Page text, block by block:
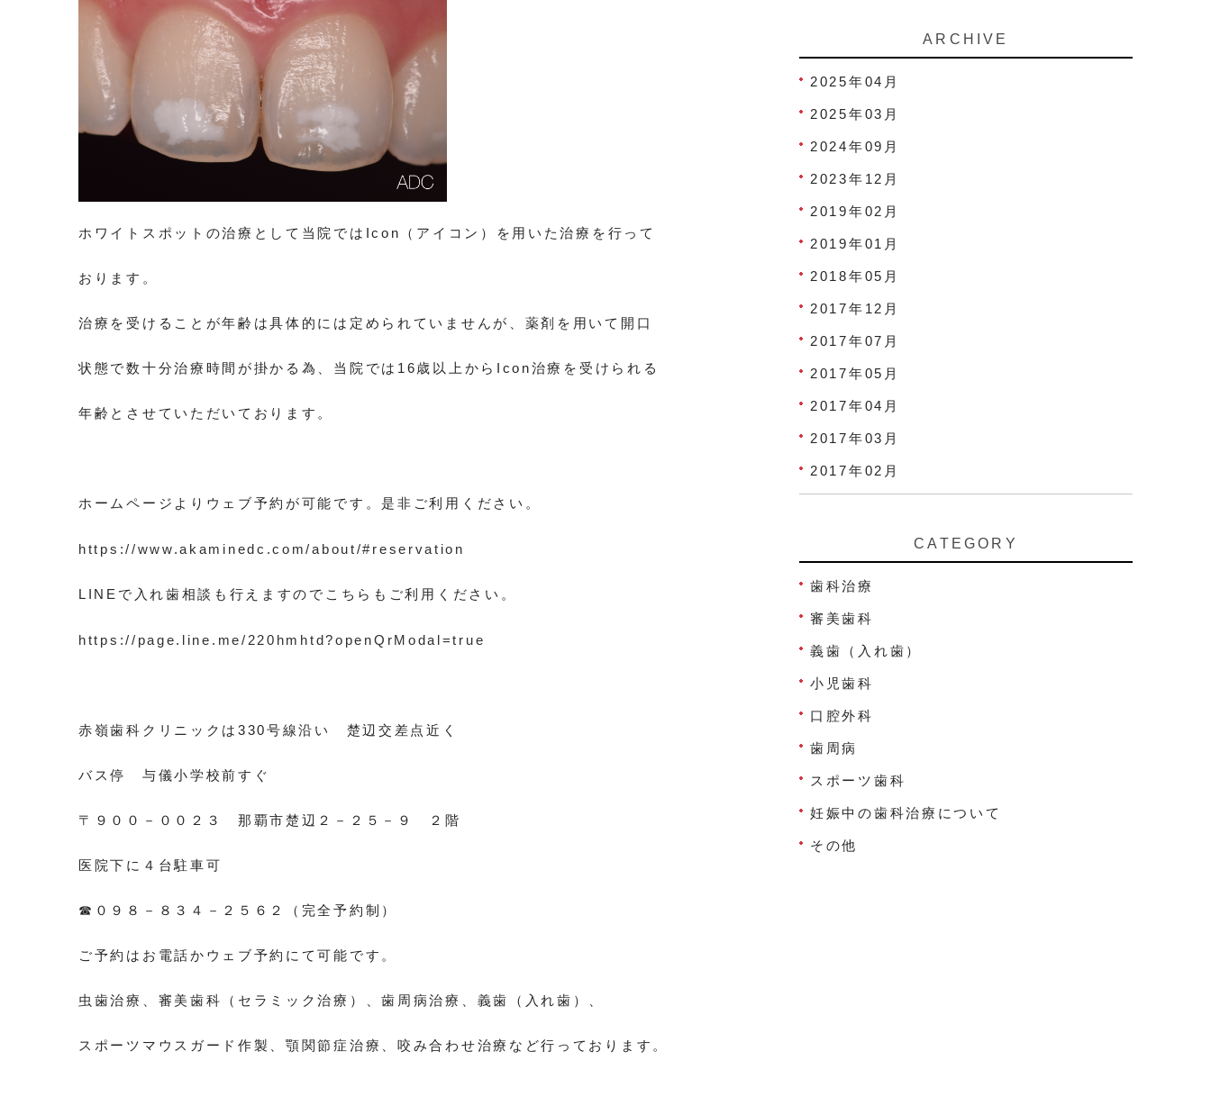
ホワイトスポットの治療として当院ではIcon（アイコン）を用いた治療を行って
おります。
治療を受けることが年齢は具体的には定められていませんが、薬剤を用いて開口
状態で数十分治療時間が掛かる為、当院では16歳以上からIcon治療を受けられる
年齢とさせていただいております。
ホームページよりウェブ予約が可能です。是非ご利用ください。
https://www.akaminedc.com/about/#reservation
LINEで入れ歯相談も行えますのでこちらもご利用ください。
https://page.line.me/220hmhtd?openQrModal=true
赤嶺歯科クリニックは330号線沿い 楚辺交差点近く
バス停 与儀小学校前すぐ
〒９００－００２３ 那覇市楚辺２－２５－９ ２階
医院下に４台駐車可
☎０９８－８３４－２５６２（完全予約制）
ご予約はお電話かウェブ予約にて可能です。
虫歯治療、審美歯科（セラミック治療）、歯周病治療、義歯（入れ歯）、
スポーツマウスガード作製、顎関節症治療、咬み合わせ治療など行っております。
ARCHIVE
2025年04月
2025年03月
2024年09月
2023年12月
2019年02月
2019年01月
2018年05月
2017年12月
2017年07月
2017年05月
2017年04月
2017年03月
2017年02月
CATEGORY
歯科治療
審美歯科
義歯（入れ歯）
小児歯科
口腔外科
歯周病
スポーツ歯科
妊娠中の歯科治療について
その他